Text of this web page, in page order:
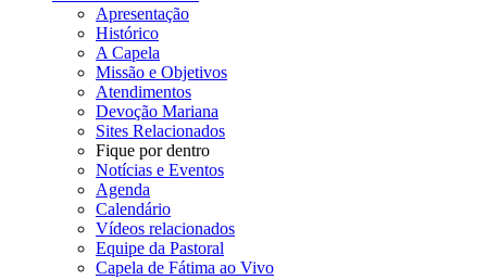
Apresentação
Histórico
A Capela
Missão e Objetivos
Atendimentos
Devoção Mariana
Sites Relacionados
Fique por dentro
Notícias e Eventos
Agenda
Calendário
Vídeos relacionados
Equipe da Pastoral
Capela de Fátima ao Vivo